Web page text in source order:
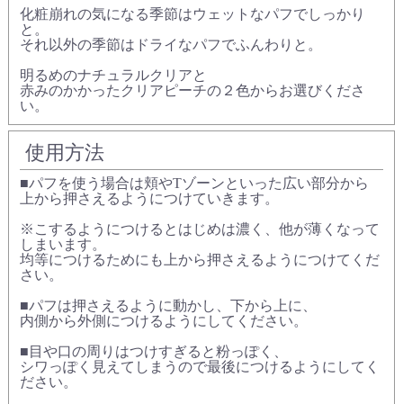
化粧崩れの気になる季節はウェットなパフでしっかり
と。
それ以外の季節はドライなパフでふんわりと。
明るめのナチュラルクリアと
赤みのかかったクリアピーチの２色からお選びくださ
い。
使用方法
■パフを使う場合は頬やTゾーンといった広い部分から
上から押さえるようにつけていきます。
※こするようにつけるとはじめは濃く、他が薄くなって
しまいます。
均等につけるためにも上から押さえるようにつけてくだ
さい。
■パフは押さえるように動かし、下から上に、
内側から外側につけるようにしてください。
■目や口の周りはつけすぎると粉っぽく、
シワっぽく見えてしまうので最後につけるようにしてく
ださい。